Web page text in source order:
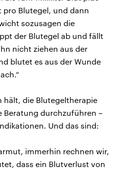
pro Blutegel, und dann
sozusagen die
der Blutegel ab und fällt
nicht ziehen aus der
blutet es aus der Wunde
hält, die Blutegeltherapie
Beratung durchzuführen –
Und das sind:
immerhin rechnen wir,
dass ein Blutverlust von